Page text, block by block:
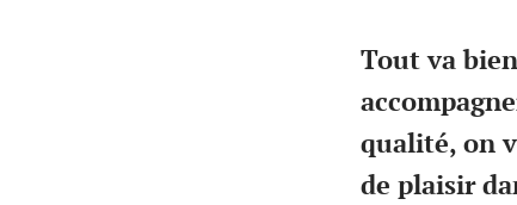
Tout va
qualité, on
de plaisir